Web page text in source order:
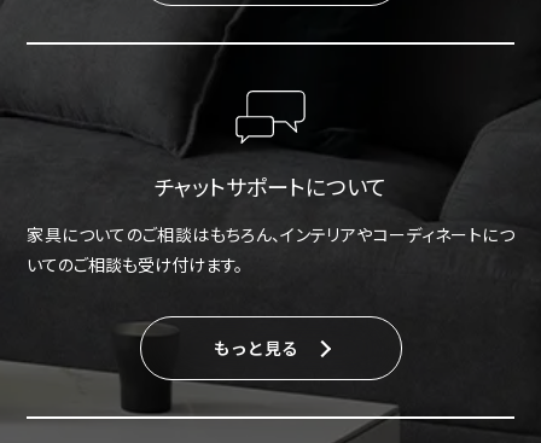
チャットサポートについて
家具についてのご相談はもちろん、インテリアやコーディネートにつ
いてのご相談も受け付けます。
もっと見る